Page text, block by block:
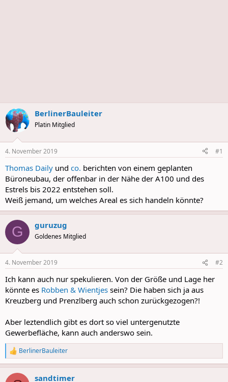
BerlinerBauleiter
Platin Mitglied
4. November 2019 #1
Thomas Daily und co. berichten von einem geplanten
Büroneubau, der offenbar in der Nähe der A100 und des
Estrels bis 2022 entstehen soll.
Weiß jemand, um welches Areal es sich handeln könnte?
G guruzug
Goldenes Mitglied
4. November 2019 #2
Ich kann auch nur spekulieren. Von der Größe und Lage her
könnte es Robben & Wientjes sein? Die haben sich ja aus
Kreuzberg und Prenzlberg auch schon zurückgezogen?!
Aber leztendlich gibt es dort so viel untergenutzte
Gewerbefläche, kann auch anderswo sein.
R
e
a
c
BerlinerBauleiter
sandtimer